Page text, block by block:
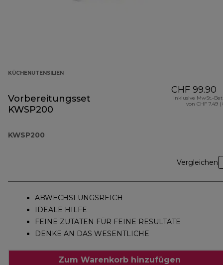
KÜCHENUTENSILIEN
Vorbereitungsset
KWSP200
KWSP200
CHF 99.90
Inklusive MwSt.-
von CHF 7.49 (
Vergleichen
ABWECHSLUNGSREICH
IDEALE HILFE
FEINE ZUTATEN FÜR FEINE RESULTATE
DENKE AN DAS WESENTLICHE
Zum Warenkorb hinzufügen